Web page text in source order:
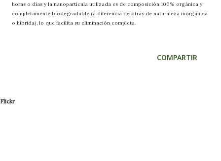
horas o días y la nanopartícula utilizada es de composición 100% orgánica y
completamente biodegradable (a diferencia de otras de naturaleza inorgánica
o híbrida), lo que facilita su eliminación completa.
COMPARTIR
Flickr